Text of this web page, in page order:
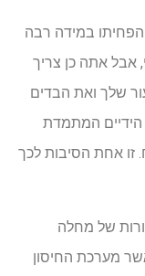
במידה רבה
אבל אתה כן צריך
שלך ואת הבדים
המתמדת
זו אחת הסיבות לכך
של מחלה
מערכת החיסון